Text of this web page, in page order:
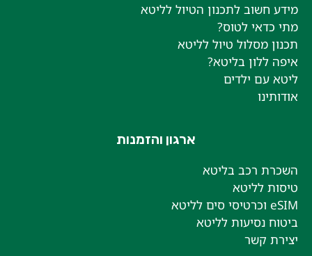
מידע חשוב לתכנון הטיול לליטא
מתי כדאי לטוס?
תכנון מסלול טיול לליטא
איפה ללון בליטא?
ליטא עם ילדים
אודותינו
ארגון והזמנות
השכרת רכב בליטא
טיסות לליטא
eSIM וכרטיסי סים לליטא
ביטוח נסיעות לליטא
יצירת קשר